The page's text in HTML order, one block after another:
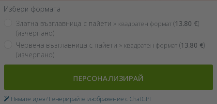
Избери формата
Златна възглавница с пайети » квадратен формат (13.80 €)
(изчерпано)
Червена възглавница с пайети » квадратен формат (13.80 €)
(изчерпано)
ПЕРСОНАЛИЗИРАЙ
Нямате идея? Генерирайте изображение с ChatGPT